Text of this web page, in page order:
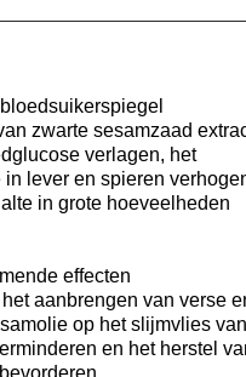
zwarte sesamzaad
verlagen, het
lever en spieren
in grote hoeveelheden
effecten
aanbrengen van verse
op het slijmvlies
en het herstel